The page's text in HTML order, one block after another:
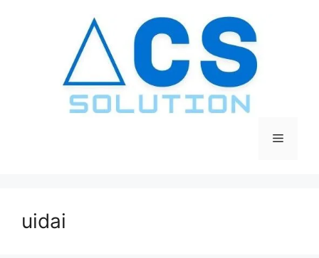
Menu
uidai